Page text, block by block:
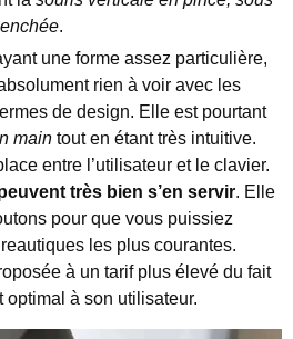
.
une forme assez particulière,
rien à voir avec les
de design. Elle est pourtant
main tout en étant très intuitive.
entre l’utilisateur et le clavier.
très bien s’en servir. Elle
pour que vous puissiez
les plus courantes.
à un tarif plus élevé du fait
optimal à son utilisateur.